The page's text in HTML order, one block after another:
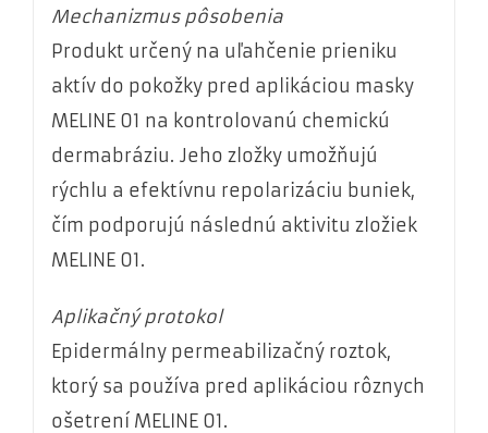
Mechanizmus pôsobenia
Produkt určený na uľahčenie prieniku
aktív do pokožky pred aplikáciou masky
MELINE 01 na kontrolovanú chemickú
dermabráziu. Jeho zložky umožňujú
rýchlu a efektívnu repolarizáciu buniek,
čím podporujú následnú aktivitu zložiek
MELINE 01.
Aplikačný protokol
Epidermálny permeabilizačný roztok,
ktorý sa používa pred aplikáciou rôznych
ošetrení MELINE 01.